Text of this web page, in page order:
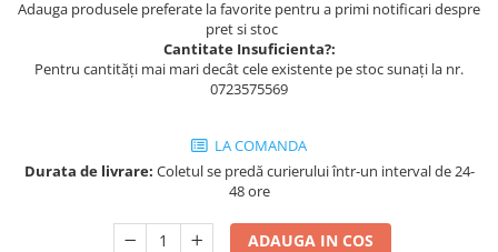
Adauga produsele preferate la favorite pentru a primi notificari despre
pret si stoc
Cantitate Insuficienta?:
Pentru cantități mai mari decât cele existente pe stoc sunați la nr.
0723575569
LA COMANDA
Durata de livrare: Coletul se predă curierului într-un interval de 24-
48 ore
ADAUGA IN COS